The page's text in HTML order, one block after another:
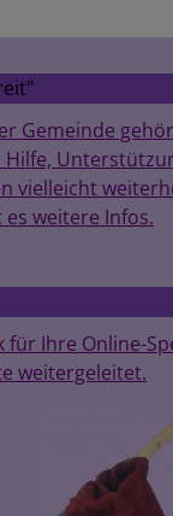
Gemeinde
vielleicht
weitere Infos.
für Ihre Online-
weitergeleitet.